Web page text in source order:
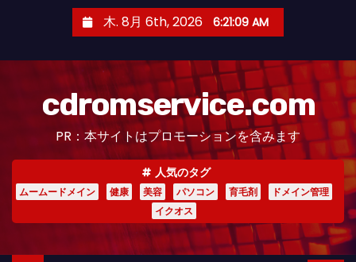
木. 8月 6th, 2026 6:21:10 AM
cdromservice.com
PR：本サイトはプロモーションを含みます
人気のタグ
ムームードメイン 健康 美容 パソコン 育毛剤
ドメイン管理
イクオス